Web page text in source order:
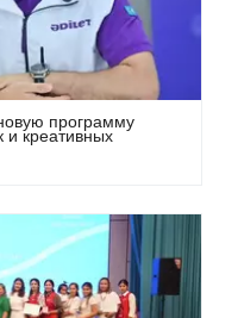
программу
и креативных